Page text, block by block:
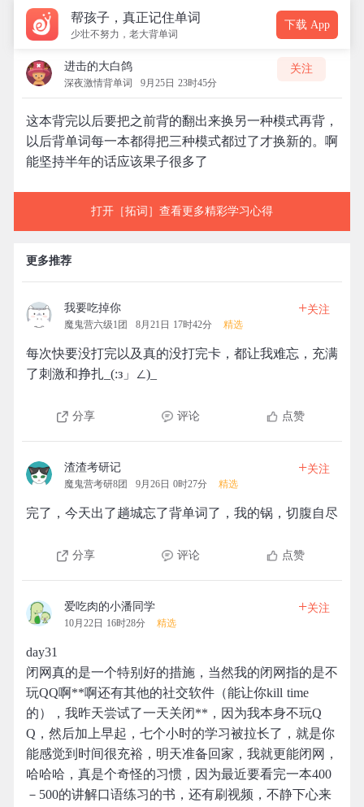
帮孩子，真正记住单词
少壮不努力，老大背单词
下载 App
进击的大白鸽
深夜激情背单词 9月25日 23时45分
关注
这本背完以后要把之前背的翻出来换另一种模式再背，
以后背单词每一本都得把三种模式都过了才换新的。啊
能坚持半年的话应该果子很多了
打开［拓词］查看更多精彩学习心得
更多推荐
我要吃掉你
魔鬼营六级1团 8月21日 17时42分 精选
+关注
每次快要没打完以及真的没打完卡，都让我难忘，充满
了刺激和挣扎_(:з」∠)_
分享 评论 点赞
渣渣考研记
魔鬼营考研8团 9月26日 0时27分 精选
+关注
完了，今天出了趟城忘了背单词了，我的锅，切腹自尽
分享 评论 点赞
爱吃肉的小潘同学
10月22日 16时28分 精选
+关注
day31
闭网真的是一个特别好的措施，当然我的闭网指的是不
玩QQ啊**啊还有其他的社交软件（能让你kill time
的），我昨天尝试了一天关闭**，因为我本身不玩Q
Q，然后加上早起，七个小时的学习被拉长了，就是你
能感觉到时间很充裕，明天准备回家，我就更能闭网，
哈哈哈，真是个奇怪的习惯，因为最近要看完一本400
－500的讲解口语练习的书，还有刷视频，不静下心来